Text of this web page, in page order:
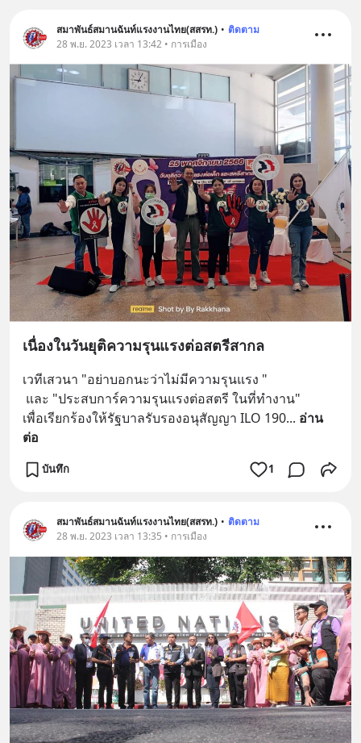
สมาพันธ์สมานฉันท์แรงงานไทย(สสรท.) • ติดตาม
28 พ.ย. 2023 เวลา 13:42 • การเมือง
เนื่องในวันยุติความรุนแรงต่อสตรีสากล
เวทีเสวนา "อย่าบอกนะว่าไม่มีความรุนแรง "
และ "ประสบการ์ความรุนแรงต่อสตรี ในที่ทำงาน"
เพื่อเรียกร้องให้รัฐบาลรับรองอนุสัญญา ILO 190... อ่าน
ต่อ
บันทึก 1
สมาพันธ์สมานฉันท์แรงงานไทย(สสรท.) • ติดตาม
28 พ.ย. 2023 เวลา 13:35 • การเมือง